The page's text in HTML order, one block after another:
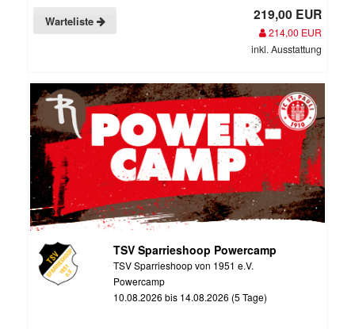
Warteliste 219,00 EUR
214,00 EUR
inkl. Ausstattung
TSV Sparrieshoop Powercamp
TSV Sparrieshoop von 1951 e.V.
Powercamp
10.08.2026 bis 14.08.2026 (5 Tage)